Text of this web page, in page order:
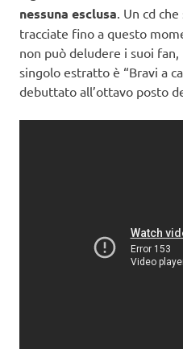
nessuna esclusa . Un cd
tracciate fino a questo
non può deludere i suoi
singolo estratto è “Bravi a
debuttato all’ottavo posto